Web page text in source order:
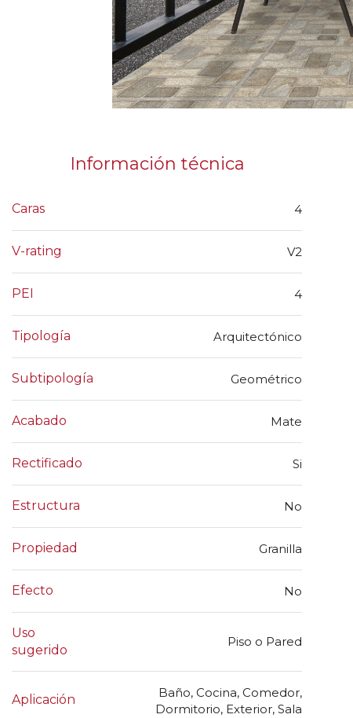
Información técnica
Caras 4
V-rating V2
PEI 4
Tipología Arquitectónico
Subtipología Geométrico
Acabado Mate
Rectificado Si
Estructura No
Propiedad Granilla
Efecto No
Uso
sugerido
Piso o Pared
Aplicación
Baño, Cocina, Comedor,
Dormitorio, Exterior, Sala